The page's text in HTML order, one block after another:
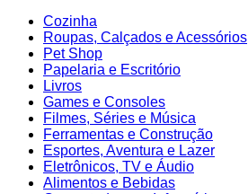
Cozinha
Roupas, Calçados e Acessórios
Pet Shop
Papelaria e Escritório
Livros
Games e Consoles
Filmes, Séries e Música
Ferramentas e Construção
Esportes, Aventura e Lazer
Eletrônicos, TV e Áudio
Alimentos e Bebidas